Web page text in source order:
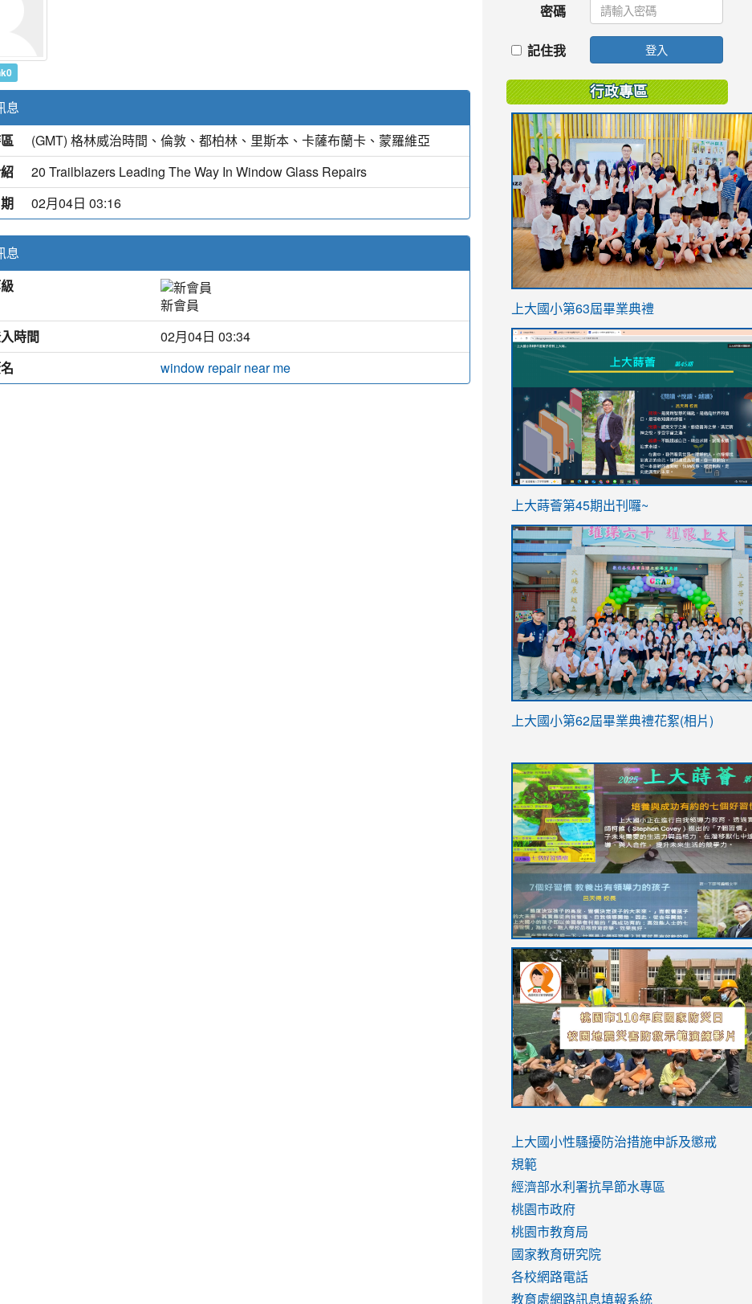
息
(GMT) 格林威治時間、倫敦、都柏林、里斯本、卡薩布蘭卡、蒙羅維亞
20 Trailblazers Leading The Way In Window Glass Repairs
02月04日 03:16
息
新會員
時間
02月04日 03:34
window repair near me
密碼
記住我 登入
行政專區
link
https://sites.google.com/stes.tyc.edu.tw/
上大國小第63屆畢業典禮
link
ink
https://sites.google.com/stes.tyc.edu.tw/
link
https://sites.google.com/stes.tyc.edu.tw/
上大蒔薈第45期出刊囉~
link
YfDQppRvyMk686kIw6SBbssEIZ6WnT/
usp=sharing
上大國小第62屆畢業典禮花絮(相片)
to
https://drive.google.com/file/d/1I-
YfDQppRvyMk686kIw6SBbssEIZ6WnT/
usp=sharing
to
https://sites.google.com/stes.tyc.edu.tw/
link
to
https://sites.google.com/stes.tyc.edu.tw/
link
to
https://drive.google.com/file/d/
usp=sharing
link
to
https://youtu.be/jJOMVWY3-
8M
link
to
https://drive.google.com/file/d/
usp=sharing
to
https://www.youtube.com/watch?
v=hC_gdZndU9s
to
https://www.youtube.com/watch?
v=hC_gdZndU9s
link
to
https://www.youtube.com/watch?
v=mfpNykQ0g4M
上大國小性騷擾防治措施申訴及懲戒
規範
經濟部水利署抗旱節水專區
桃園市政府
桃園市教育局
國家教育研究院
各校網路電話
教育處網路訊息填報系統